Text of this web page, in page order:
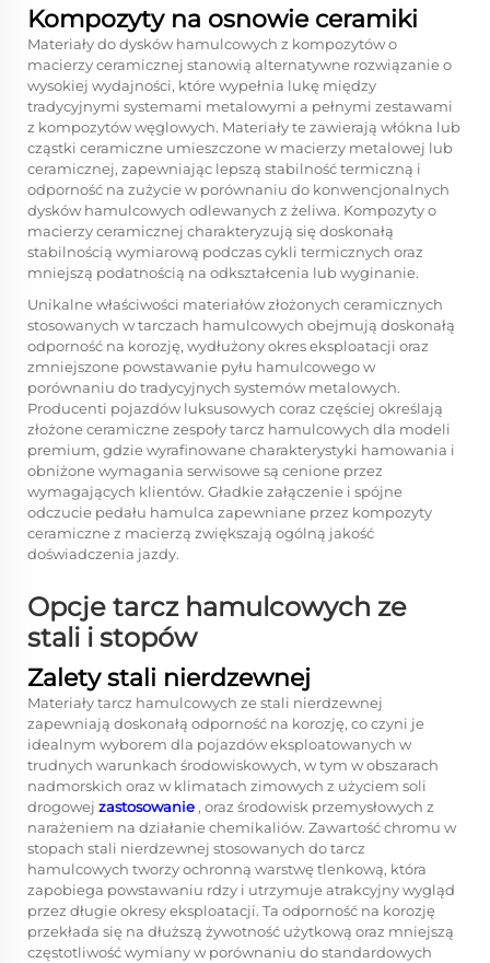
Kompozyty na osnowie ceramiki
Materiały do dysków hamulcowych z kompozytów o
macierzy ceramicznej stanowią alternatywne rozwiązanie o
wysokiej wydajności, które wypełnia lukę między
tradycyjnymi systemami metalowymi a pełnymi zestawami
z kompozytów węglowych. Materiały te zawierają włókna lub
cząstki ceramiczne umieszczone w macierzy metalowej lub
ceramicznej, zapewniając lepszą stabilność termiczną i
odporność na zużycie w porównaniu do konwencjonalnych
dysków hamulcowych odlewanych z żeliwa. Kompozyty o
macierzy ceramicznej charakteryzują się doskonałą
stabilnością wymiarową podczas cykli termicznych oraz
mniejszą podatnością na odkształcenia lub wyginanie.
Unikalne właściwości materiałów złożonych ceramicznych
stosowanych w tarczach hamulcowych obejmują doskonałą
odporność na korozję, wydłużony okres eksploatacji oraz
zmniejszone powstawanie pyłu hamulcowego w
porównaniu do tradycyjnych systemów metalowych.
Producenti pojazdów luksusowych coraz częściej określają
złożone ceramiczne zespoły tarcz hamulcowych dla modeli
premium, gdzie wyrafinowane charakterystyki hamowania i
obniżone wymagania serwisowe są cenione przez
wymagających klientów. Gładkie załączenie i spójne
odczucie pedału hamulca zapewniane przez kompozyty
ceramiczne z macierzą zwiększają ogólną jakość
doświadczenia jazdy.
Opcje tarcz hamulcowych ze
stali i stopów
Zalety stali nierdzewnej
Materiały tarcz hamulcowych ze stali nierdzewnej
zapewniają doskonałą odporność na korozję, co czyni je
idealnym wyborem dla pojazdów eksploatowanych w
trudnych warunkach środowiskowych, w tym w obszarach
nadmorskich oraz w klimatach zimowych z użyciem soli
drogowej zastosowanie , oraz środowisk przemysłowych z
narażeniem na działanie chemikaliów. Zawartość chromu w
stopach stali nierdzewnej stosowanych do tarcz
hamulcowych tworzy ochronną warstwę tlenkową, która
zapobiega powstawaniu rdzy i utrzymuje atrakcyjny wygląd
przez długie okresy eksploatacji. Ta odporność na korozję
przekłada się na dłuższą żywotność użytkową oraz mniejszą
częstotliwość wymiany w porównaniu do standardowych